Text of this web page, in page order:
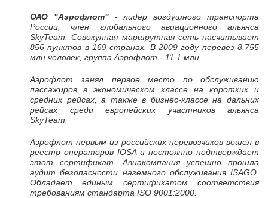
ОАО "Аэрофлот"- лидер воздушного транспорта
России, член глобального авиационного альянса
SkyTeam. Совокупная маршрутная сеть насчитывает
856 пунктов в 169 странах. В 2009 году перевез 8,755
млн человек, группа Аэрофлот - 11,1 млн.
Аэрофлот занял первое место по обслуживанию
пассажиров в экономическом классе на коротких и
средних рейсах, а также в бизнес-классе на дальних
рейсах среди европейских участников альянса
SkyTeam.
Аэрофлот первым из российских перевозчиков вошел в
реестр операторов IOSA и постоянно подтверждает
этот сертификат. Авиакомпания успешно прошла
аудит безопасности наземного обслуживания ISAGO.
Обладает единым сертификатом соответствия
требованиям стандарта ISO 9001:2000.